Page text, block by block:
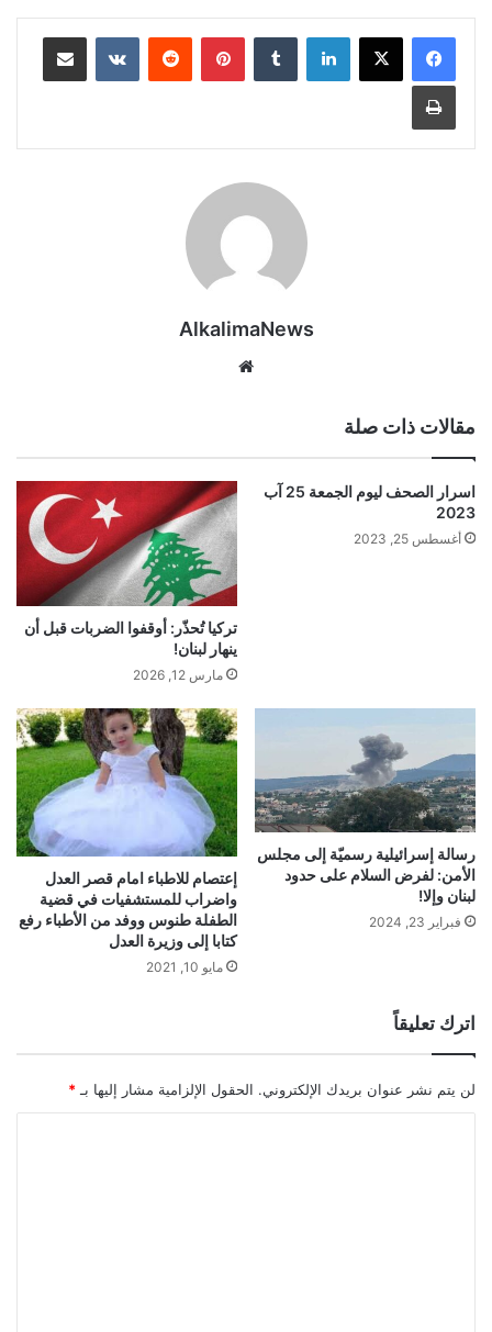
لينكدإن بينتيريست
AlkalimaNews
مقالات ذات صلة
اسرار الصحف ليوم الجمعة 25 آب
2023
أغسطس 25, 2023
تركيا تُحذّر: أوقفوا الضربات قبل أن
ينهار لبنان!
مارس 12, 2026
رسالة إسرائيلية رسميّة إلى مجلس
الأمن: لفرض السلام على حدود
لبنان وإلا!
فبراير 23, 2024
إعتصام للاطباء امام قصر العدل
واضراب للمستشفيات في قضية
الطفلة طنوس ووفد من الأطباء رفع
كتابا إلى وزيرة العدل
مايو 10, 2021
اترك تعليقاً
لن يتم نشر عنوان بريدك الإلكتروني. الحقول الإلزامية مشار إليها بـ *